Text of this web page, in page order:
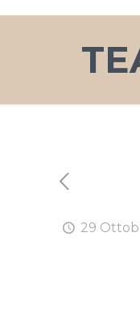
29